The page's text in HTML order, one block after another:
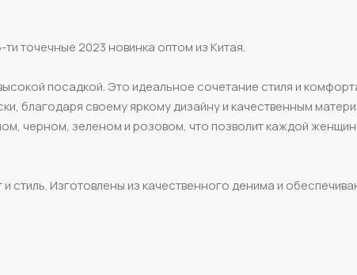
точечные 2023 новинка оптом из Китая.
посадкой. Это идеальное сочетание стиля и
благодаря своему яркому дизайну и качественным
черном, зеленом и розовом, что позволит каждой
стиль. Изготовлены из качественного денима и